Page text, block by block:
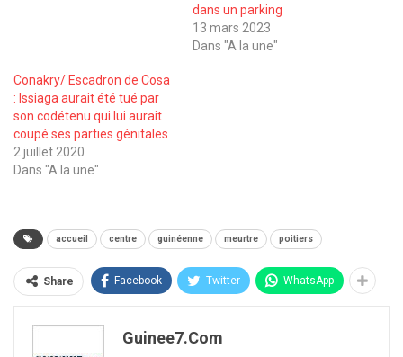
dans un parking
13 mars 2023
Dans "A la une"
Conakry/ Escadron de Cosa
: Issiaga aurait été tué par
son codétenu qui lui aurait
coupé ses parties génitales
2 juillet 2020
Dans "A la une"
accueil centre guinéenne meurtre poitiers
Share Facebook Twitter WhatsApp
Guinee7.com